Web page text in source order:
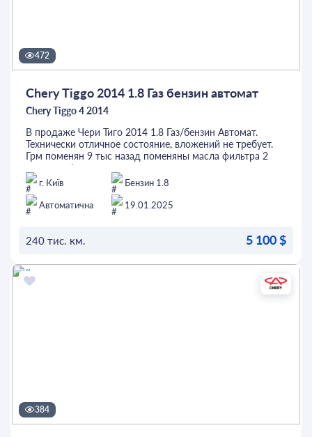
472
Chery Tiggo 2014 1.8 Газ бензин автомат
Chery Tiggo 4 2014
В продаже Чери Тиго 2014 1.8 Газ/бензин Автомат.
Технически отличное состояние, вложений не требует.
Грм поменян 9 тыс назад поменяны масла фильтра 2
тыс назад!
Документы в полном порядке!
г. Київ
Бензин 1.8
Автоматична
19.01.2025
240 тис. км. 5 100 $
ОСТАВИТЬ ЗАЯВКУ
384